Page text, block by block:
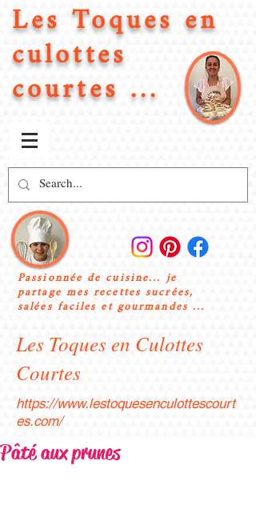
Les Toques en
culottes
courtes ...
Passionnée de cuisine... je
partage mes recettes sucrées,
salées faciles et gourmandes ...
Les Toques en Culottes
Courtes
https://www.lestoquesenculottescourt
es.com/
Pâté aux prunes